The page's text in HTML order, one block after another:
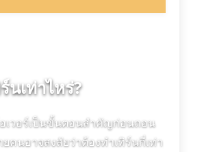
นเท่าไหร่?
เวอร์เป็นขั้นตอนสำคัญก่อนถอน
คนอาจสงสัยว่าต้องทำเทิร์นกี่เท่า